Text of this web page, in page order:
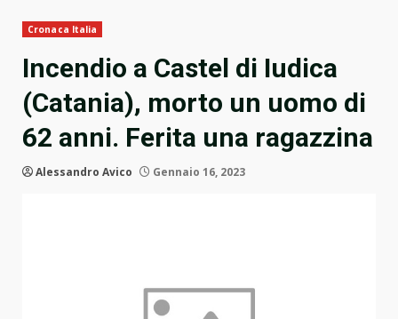
Cronaca Italia
Incendio a Castel di Iudica
(Catania), morto un uomo di
62 anni. Ferita una ragazzina
Alessandro Avico Gennaio 16, 2023